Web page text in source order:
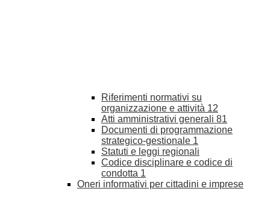
Riferimenti normativi su
organizzazione e attività 12
Atti amministrativi generali 81
Documenti di programmazione
strategico-gestionale 1
Statuti e leggi regionali
Codice disciplinare e codice di
condotta 1
Oneri informativi per cittadini e imprese